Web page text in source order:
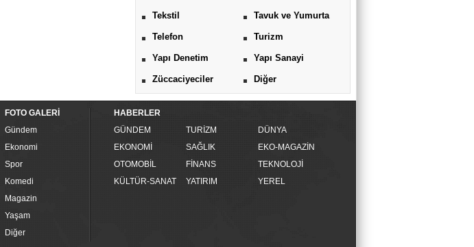
Tekstil Tavuk ve Yumurta
Telefon Turizm
Yapı Denetim Yapı Sanayi
Züccaciyeciler Diğer
FOTO GALERİ
Gündem
Ekonomi
Spor
Komedi
Magazin
Yaşam
Diğer
HABERLER
GÜNDEM
TURİZM
DÜNYA
EKONOMİ
SAĞLIK
EKO-MAGAZİN
OTOMOBİL
FİNANS
TEKNOLOJİ
KÜLTÜR-SANAT
YATIRIM YEREL